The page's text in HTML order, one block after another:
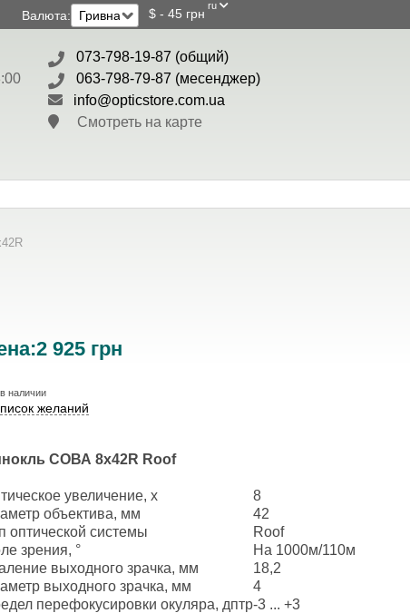
Валюта: $ - 45 грн
ru
073-798-19-87 (общий)
063-798-79-87 (месенджер)
info@opticstore.com.ua
Смотреть на карте
2 925 грн
наличии
желаний
СОВА 8x42R Roof
увеличение, х
8
объектива, мм
42
оптической системы
Roof
зрения, °
На 1000м/110м
выходного зрачка, мм
18,2
выходного зрачка, мм
4
перефокусировки окуляра, дптр-3 ... +3